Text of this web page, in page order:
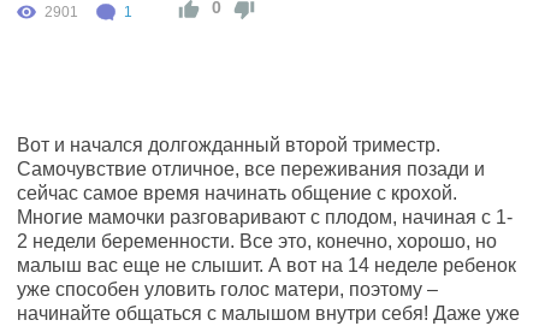
2901 1 0
Вот и начался долгожданный второй триместр.
Самочувствие отличное, все переживания позади и
сейчас самое время начинать общение с крохой.
Многие мамочки разговаривают с плодом, начиная с 1-
2 недели беременности. Все это, конечно, хорошо, но
малыш вас еще не слышит. А вот на 14 неделе ребенок
уже способен уловить голос матери, поэтому –
начинайте общаться с малышом внутри себя! Даже уже